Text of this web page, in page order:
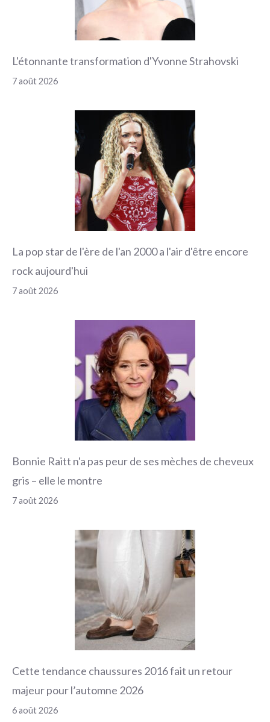
L'étonnante transformation d'Yvonne Strahovski
7 août 2026
La pop star de l'ère de l'an 2000 a l'air d'être encore
rock aujourd'hui
7 août 2026
Bonnie Raitt n'a pas peur de ses mèches de cheveux
gris – elle le montre
7 août 2026
Cette tendance chaussures 2016 fait un retour
majeur pour l’automne 2026
6 août 2026